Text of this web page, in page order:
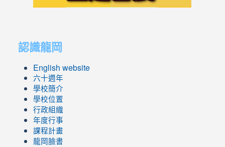
認識龍岡
English website
六十週年
學校簡介
學校位置
行政組織
年度行事
課程計畫
龍岡臉書